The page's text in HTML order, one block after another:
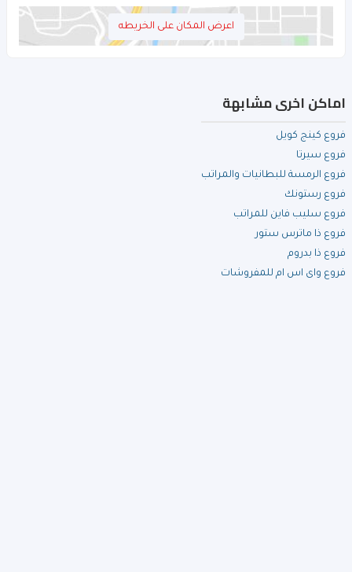
اعرض المكان على الخريطه
اماكن اخرى مشابهة
فروع كينج كويل
فروع سيرتا
فروع الرمسة للبطانيات والمراتب
فروع رستونك
فروع سليب فاين للمراتب
فروع ذا ماترس ستور
فروع ذا بدروم
فروع واى اس ام للمفروشات